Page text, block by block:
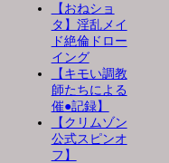
【おねショ
タ】淫乱メイ
ド絶倫ドロー
イング
【キモい調教
師たちによる
催●記録】
【クリムゾン
公式スピンオ
フ】